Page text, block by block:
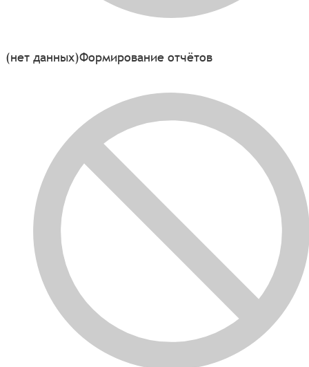
(нет данных)Формирование отчётов